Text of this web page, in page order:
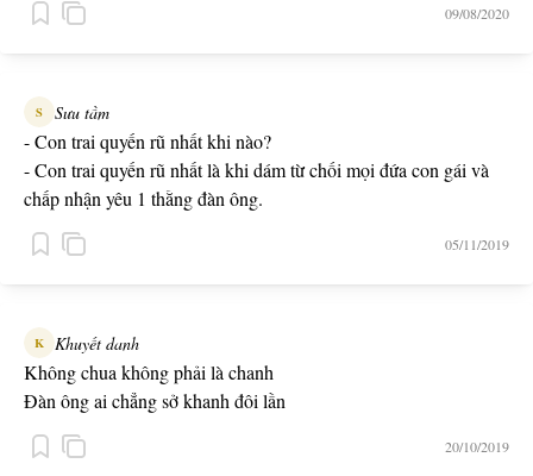
09/08/2020
S Sưu tầm
- Con trai quyến rũ nhất khi nào?
- Con trai quyến rũ nhất là khi dám từ chối mọi đứa con gái và
chấp nhận yêu 1 thằng đàn ông.
05/11/2019
K Khuyết danh
Không chua không phải là chanh
Đàn ông ai chẳng sở khanh đôi lần
20/10/2019